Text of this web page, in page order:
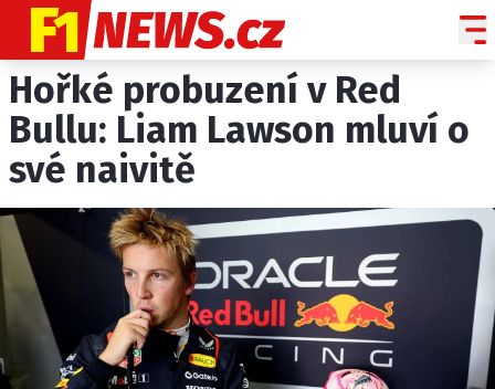
NOVINKY
GRAND PRIX
PADDOCK LINE
HISTORIE GP
PROFILY JEZDCŮ
PROFILY TÝMŮ
ROZHOVORY
OSTATNÍ
Hořké probuzení v Red
Bullu: Liam Lawson mluví o
své naivitě